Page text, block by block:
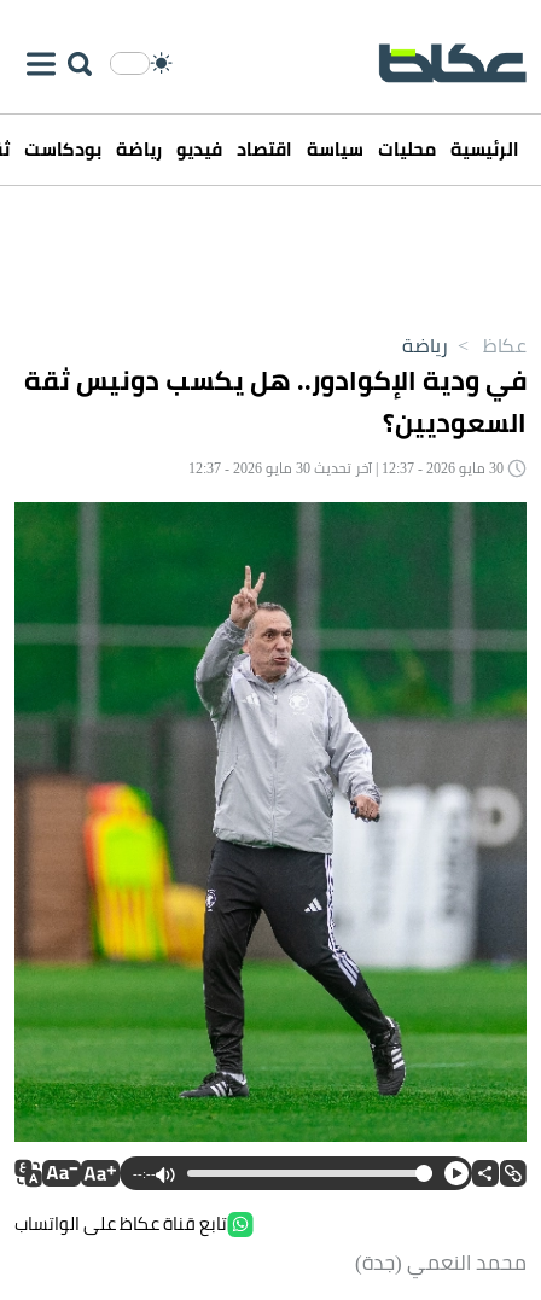
الرئيسية محليات سياسة اقتصاد فيديو رياضة بودكاست
عكاظ > رياضة
في ودية الإكوادور.. هل يكسب دونيس ثقة
السعوديين؟
--:--
تابع قناة عكاظ على الواتساب
محمد النعمي (جدة)